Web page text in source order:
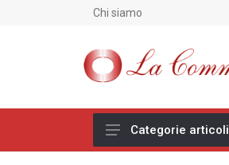
Chi siamo
Categorie articoli